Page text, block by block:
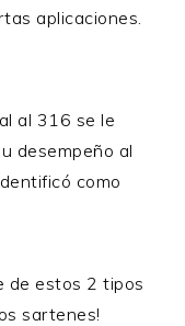
aplicaciones.
al 316 se le
desempeño al
como
de estos 2 tipos
sartenes!